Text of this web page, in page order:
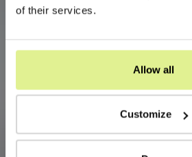
of their services.
Allow all
Customize